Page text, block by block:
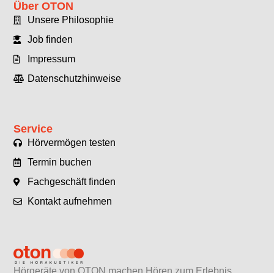
Über OTON
Unsere Philosophie
Job finden
Impressum
Datenschutzhinweise
Service
Hörvermögen testen
Termin buchen
Fachgeschäft finden
Kontakt aufnehmen